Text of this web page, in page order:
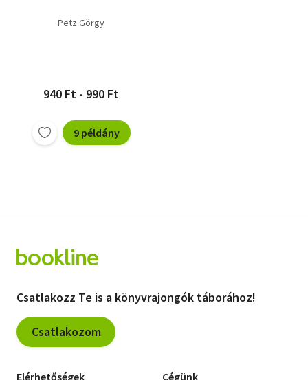
Petz Görgy
940 Ft - 990 Ft
9 példány
Csatlakozz Te is a könyvrajongók táborához!
Csatlakozom
Elérhetőségek Cégünk